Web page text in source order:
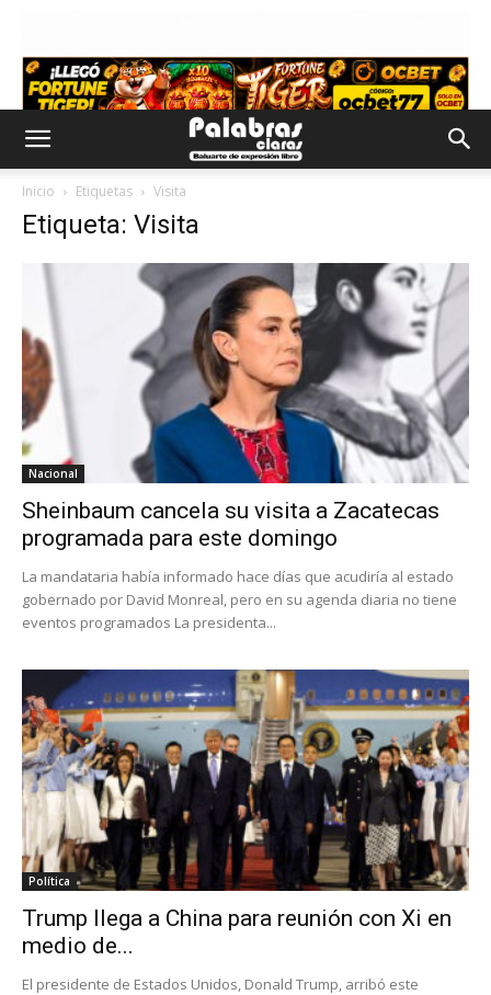
Inicio Etiquetas Visita
Etiqueta: Visita
Nacional
Sheinbaum cancela su visita a Zacatecas
programada para este domingo
La mandataria había informado hace días que acudiría al estado
gobernado por David Monreal, pero en su agenda diaria no tiene
eventos programados La presidenta...
Política
Trump llega a China para reunión con Xi en
medio de...
El presidente de Estados Unidos, Donald Trump, arribó este